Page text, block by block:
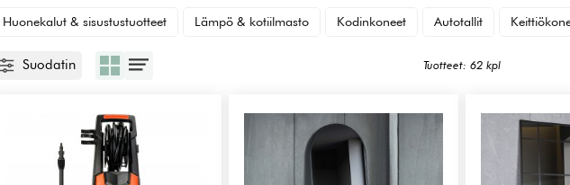
Huonekalut & sisustustuotteet Lämpö & kotiilmasto Kodinkoneet Autotallit
Suodatin Tuotteet: 62 kpl